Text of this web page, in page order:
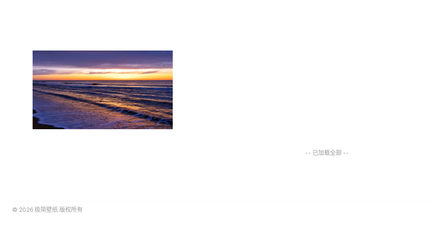
-- 已加载全部 --
© 2026 极简壁纸 版权所有